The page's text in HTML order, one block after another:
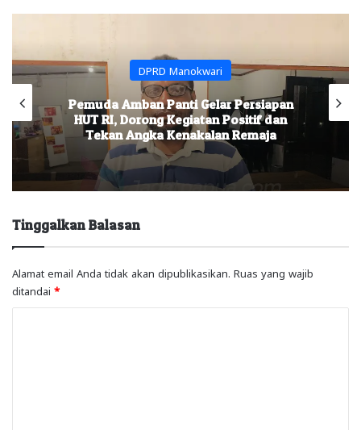
DPRD Manokwari
Pemuda Amban Panti Gelar Persiapan
HUT RI, Dorong Kegiatan Positif dan
Tekan Angka Kenakalan Remaja
Tinggalkan Balasan
Alamat email Anda tidak akan dipublikasikan. Ruas yang wajib
ditandai *